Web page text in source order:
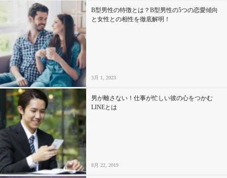
B型男性の特徴とは？B型男性の5つの恋愛傾向
と女性との相性を徹底解明！
3月 1, 2023
男が離さない！仕事が忙しい彼の心をつかむ
LINEとは
8月 22, 2019